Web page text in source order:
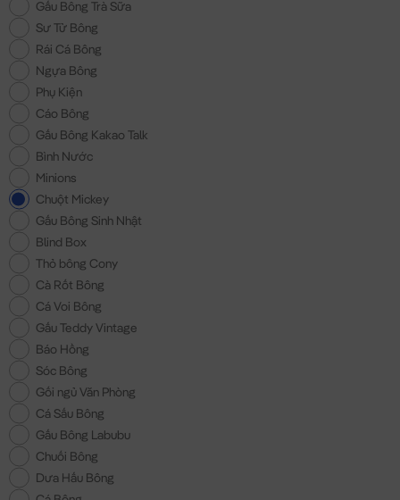
Gấu Bông Trà Sữa
Sư Tử Bông
Rái Cá Bông
Ngựa Bông
Phụ Kiện
Cáo Bông
Gấu Bông Kakao Talk
Bình Nước
Minions
Chuột Mickey
Gấu Bông Sinh Nhật
Blind Box
Thỏ bông Cony
Cà Rốt Bông
Cá Voi Bông
Gấu Teddy Vintage
Báo Hồng
Sóc Bông
Gối ngủ Văn Phòng
Cá Sấu Bông
Gấu Bông Labubu
Chuối Bông
Dưa Hấu Bông